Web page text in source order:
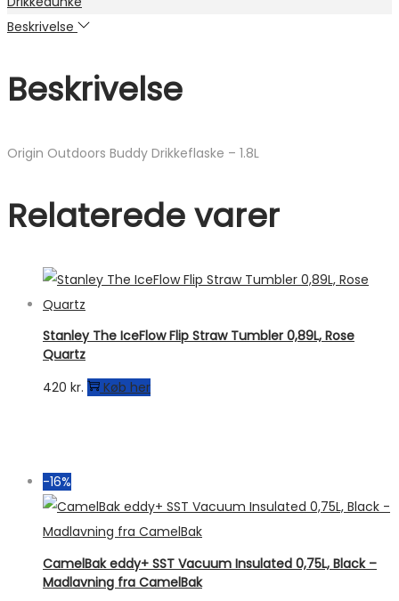
Beskrivelse
Beskrivelse
Origin Outdoors Buddy Drikkeflaske – 1.8L
Relaterede varer
Stanley The IceFlow Flip Straw Tumbler 0,89L, Rose
Quartz
420 kr. Køb her
-16%
CamelBak eddy+ SST Vacuum Insulated 0,75L, Black –
Madlavning fra CamelBak